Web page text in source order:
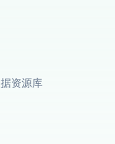
资源库